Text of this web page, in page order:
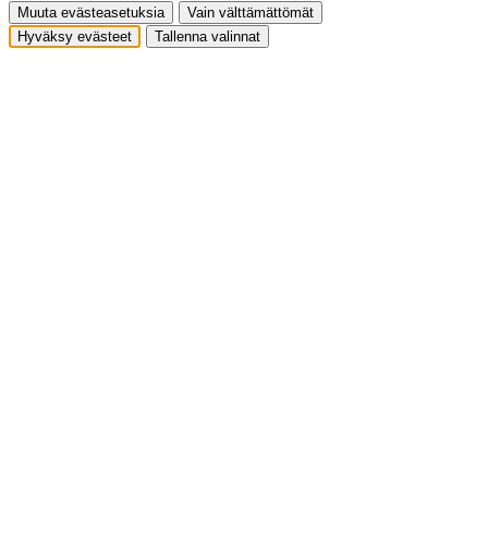
Muuta evästeasetuksia
Vain välttämättömät
Hyväksy evästeet
Tallenna valinnat